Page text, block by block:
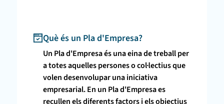
Què és un Pla d'Empresa?
Un Pla d'Empresa és una eina de treball per
a totes aquelles persones o col·lectius que
volen desenvolupar una iniciativa
empresarial. En un Pla d'Empresa es
recullen els diferents factors i els objectius